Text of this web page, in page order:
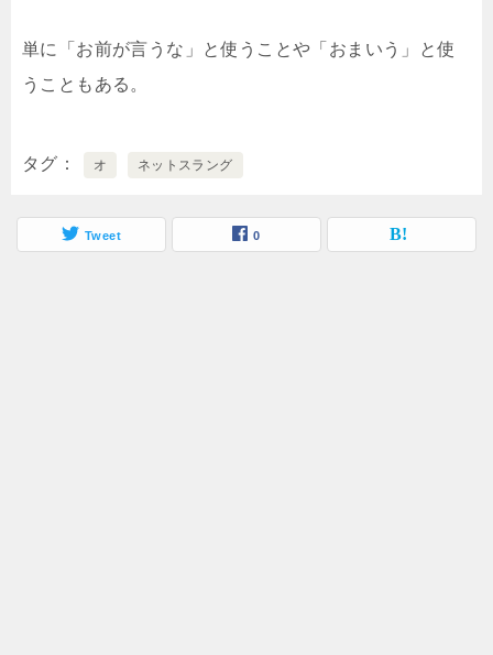
単に「お前が言うな」と使うことや「おまいう」と使
うこともある。
タグ オ ネットスラング
Tweet 0